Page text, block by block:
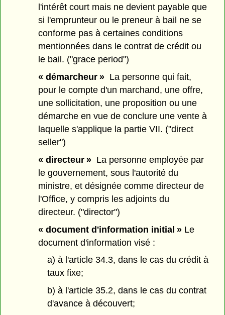
l'intérêt court mais ne devient payable que
si l'emprunteur ou le preneur à bail ne se
conforme pas à certaines conditions
mentionnées dans le contrat de crédit ou
le bail. ("grace period")
« démarcheur » La personne qui fait,
pour le compte d'un marchand, une offre,
une sollicitation, une proposition ou une
démarche en vue de conclure une vente à
laquelle s'applique la partie VII. ("direct
seller")
« directeur » La personne employée par
le gouvernement, sous l'autorité du
ministre, et désignée comme directeur de
l'Office, y compris les adjoints du
directeur. ("director")
« document d'information initial » Le
document d'information visé :
a) à l'article 34.3, dans le cas du crédit à
taux fixe;
b) à l'article 35.2, dans le cas du contrat
d'avance à découvert;